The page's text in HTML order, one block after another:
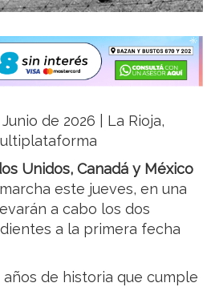
de 2026 | La Rioja,
Unidos, Canadá y México
este jueves, en una
a cabo los dos
a la primera fecha
de historia que cumple